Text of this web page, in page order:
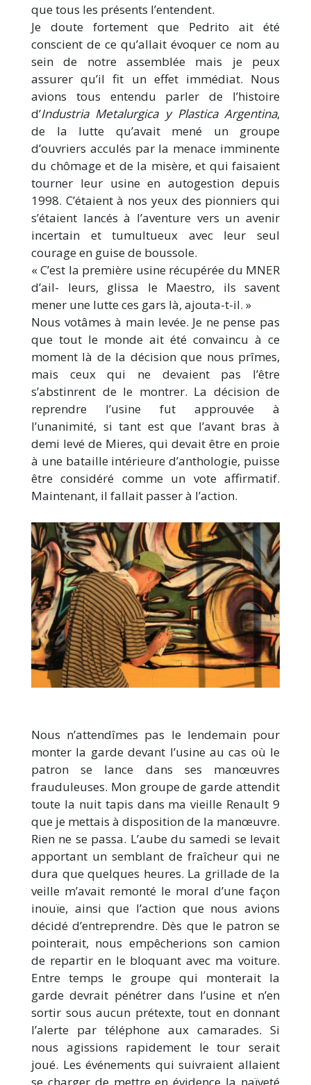
que tous les présents l’entendent.
Je doute fortement que Pedrito ait été
conscient de ce qu’allait évoquer ce nom au
sein de notre assemblée mais je peux
assurer qu’il fit un effet immédiat. Nous
avions tous entendu parler de l’histoire
d’Industria Metalurgica y Plastica Argentina,
de la lutte qu’avait mené un groupe
d’ouvriers acculés par la menace imminente
du chômage et de la misère, et qui faisaient
tourner leur usine en autogestion depuis
1998. C’étaient à nos yeux des pionniers qui
s’étaient lancés à l’aventure vers un avenir
incertain et tumultueux avec leur seul
courage en guise de boussole.
« C’est la première usine récupérée du MNER
d’ail- leurs, glissa le Maestro, ils savent
mener une lutte ces gars là, ajouta-t-il. »
Nous votâmes à main levée. Je ne pense pas
que tout le monde ait été convaincu à ce
moment là de la décision que nous prîmes,
mais ceux qui ne devaient pas l’être
s’abstinrent de le montrer. La décision de
reprendre l’usine fut approuvée à
l’unanimité, si tant est que l’avant bras à
demi levé de Mieres, qui devait être en proie
à une bataille intérieure d’anthologie, puisse
être considéré comme un vote affirmatif.
Maintenant, il fallait passer à l’action.
Nous n’attendîmes pas le lendemain pour
monter la garde devant l’usine au cas où le
patron se lance dans ses manœuvres
frauduleuses. Mon groupe de garde attendit
toute la nuit tapis dans ma vieille Renault 9
que je mettais à disposition de la manœuvre.
Rien ne se passa. L’aube du samedi se levait
apportant un semblant de fraîcheur qui ne
dura que quelques heures. La grillade de la
veille m’avait remonté le moral d’une façon
inouïe, ainsi que l’action que nous avions
décidé d’entreprendre. Dès que le patron se
pointerait, nous empêcherions son camion
de repartir en le bloquant avec ma voiture.
Entre temps le groupe qui monterait la
garde devrait pénétrer dans l’usine et n’en
sortir sous aucun prétexte, tout en donnant
l’alerte par téléphone aux camarades. Si
nous agissions rapidement le tour serait
joué. Les événements qui suivraient allaient